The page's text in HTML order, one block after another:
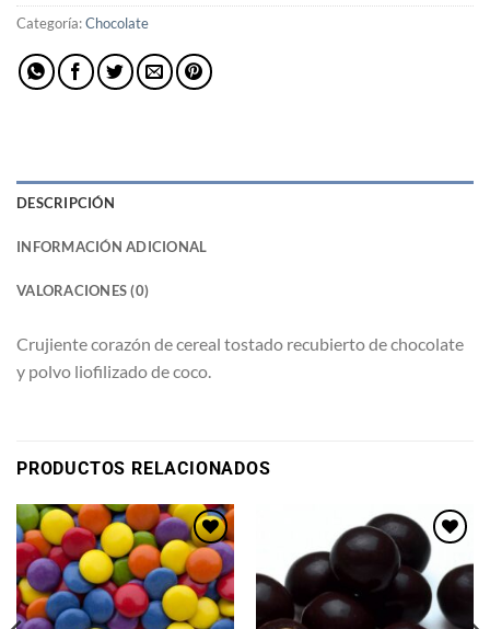
Categoría:Chocolate
DESCRIPCIÓN
INFORMACIÓN ADICIONAL
VALORACIONES (0)
Crujiente corazón de cereal tostado recubierto de chocolate
y polvo liofilizado de coco.
PRODUCTOS RELACIONADOS
Añadir
a la
lista de
deseos
Añadir
a la
lista de
deseos